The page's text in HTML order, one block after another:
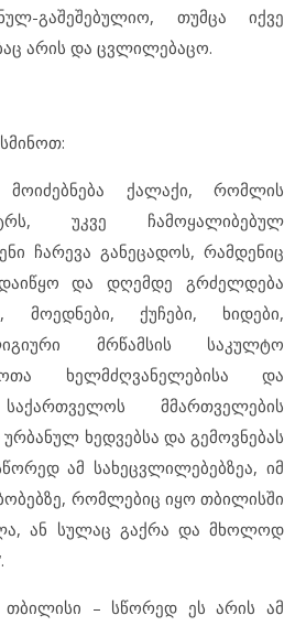
გაშეშებულიო, თუმცა იქვე
არის და ცვლილებაცო.
ქალაქი, რომლის
უკვე ჩამოყალიბებულ
ჩარევა განეცადოს, რამდენიც
და დღემდე გრძელდება
მოედნები, ქუჩები, ხიდები,
მრწამსის საკულტო
ხელმძღვანელებისა და
მმართველების
ხედვებსა და გემოვნებას
ამ სახეცვლილებებზეა, იმ
რომლებიც იყო თბილისში
ან სულაც გაქრა და მხოლოდ
– სწორედ ეს არის ამ